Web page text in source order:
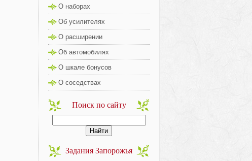
О наборах
Об усилителях
О расширении
Об автомобилях
О шкале бонусов
О соседствах
Поиск по сайту
Задания Запорожья